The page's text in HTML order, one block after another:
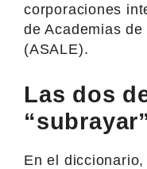
corporaciones
de Academias
(ASALE).
Las dos
En el diccionario,